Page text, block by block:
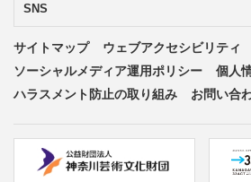
SNS
サイトマップ ウェブアクセシビリティ
ソーシャルメディア運用ポリシー
個人
ハラスメント防止の取り組み
お問い合